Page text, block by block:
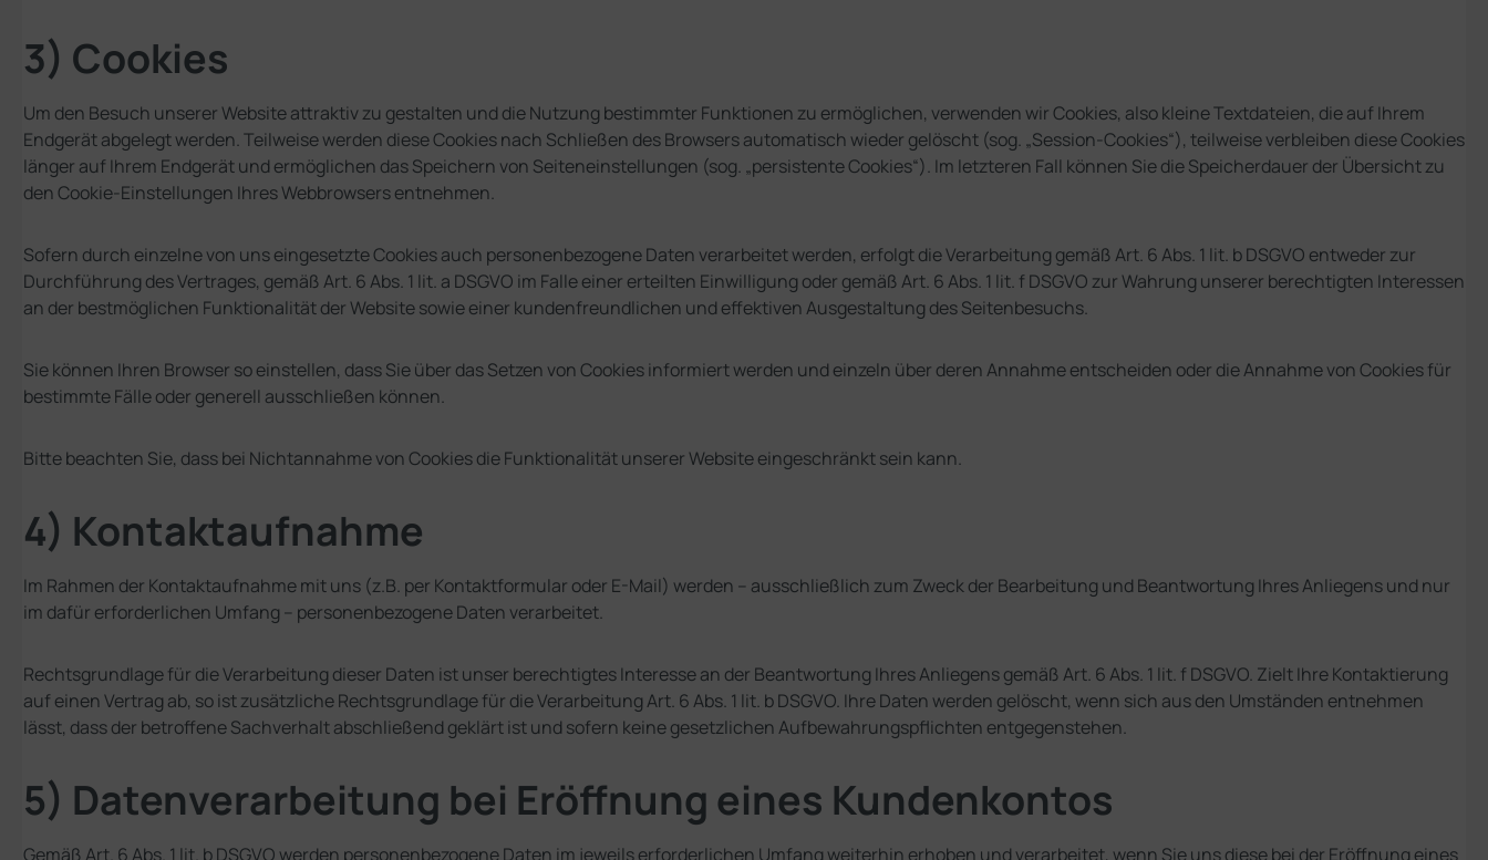
3) Cookies
Um den Besuch unserer Website attraktiv zu gestalten und die Nutzung bestimmter Funktionen zu ermöglichen, verwenden wir Cookies, also kleine Textdateien, die auf Ihrem
Endgerät abgelegt werden. Teilweise werden diese Cookies nach Schließen des Browsers automatisch wieder gelöscht (sog. „Session-Cookies“), teilweise verbleiben diese Cookies
länger auf Ihrem Endgerät und ermöglichen das Speichern von Seiteneinstellungen (sog. „persistente Cookies“). Im letzteren Fall können Sie die Speicherdauer der Übersicht zu
den Cookie-Einstellungen Ihres Webbrowsers entnehmen.
Sofern durch einzelne von uns eingesetzte Cookies auch personenbezogene Daten verarbeitet werden, erfolgt die Verarbeitung gemäß Art. 6 Abs. 1 lit. b DSGVO entweder zur
Durchführung des Vertrages, gemäß Art. 6 Abs. 1 lit. a DSGVO im Falle einer erteilten Einwilligung oder gemäß Art. 6 Abs. 1 lit. f DSGVO zur Wahrung unserer berechtigten Interessen
an der bestmöglichen Funktionalität der Website sowie einer kundenfreundlichen und effektiven Ausgestaltung des Seitenbesuchs.
Sie können Ihren Browser so einstellen, dass Sie über das Setzen von Cookies informiert werden und einzeln über deren Annahme entscheiden oder die Annahme von Cookies für
bestimmte Fälle oder generell ausschließen können.
Bitte beachten Sie, dass bei Nichtannahme von Cookies die Funktionalität unserer Website eingeschränkt sein kann.
4) Kontaktaufnahme
Im Rahmen der Kontaktaufnahme mit uns (z.B. per Kontaktformular oder E-Mail) werden – ausschließlich zum Zweck der Bearbeitung und Beantwortung Ihres Anliegens und nur
im dafür erforderlichen Umfang – personenbezogene Daten verarbeitet.
Rechtsgrundlage für die Verarbeitung dieser Daten ist unser berechtigtes Interesse an der Beantwortung Ihres Anliegens gemäß Art. 6 Abs. 1 lit. f DSGVO. Zielt Ihre Kontaktierung
auf einen Vertrag ab, so ist zusätzliche Rechtsgrundlage für die Verarbeitung Art. 6 Abs. 1 lit. b DSGVO. Ihre Daten werden gelöscht, wenn sich aus den Umständen entnehmen
lässt, dass der betroffene Sachverhalt abschließend geklärt ist und sofern keine gesetzlichen Aufbewahrungspflichten entgegenstehen.
5) Datenverarbeitung bei Eröffnung eines Kundenkontos
Gemäß Art. 6 Abs. 1 lit. b DSGVO werden personenbezogene Daten im jeweils erforderlichen Umfang weiterhin erhoben und verarbeitet, wenn Sie uns diese bei der Eröffnung eines